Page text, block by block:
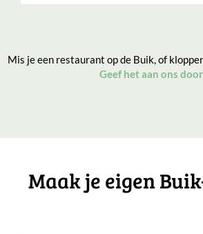
Mis je een restaurant op de Buik, of
Geef het aan ons door
Maak je eigen